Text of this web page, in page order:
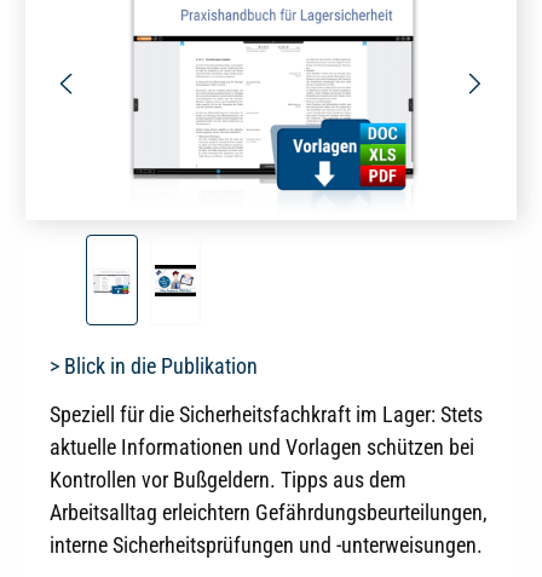
> Blick in die Publikation
Speziell für die Sicherheitsfachkraft im Lager: Stets
aktuelle Informationen und Vorlagen schützen bei
Kontrollen vor Bußgeldern. Tipps aus dem
Arbeitsalltag erleichtern Gefährdungsbeurteilungen,
interne Sicherheitsprüfungen und -unterweisungen.